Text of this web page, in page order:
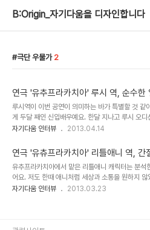
B:Origin_자기다움을 디자인합니다
극단 우물가 2
연극 '유추프라카치아' 루시 역, 순수한
영주를 만나다 by 인터뷰어 박현진
루시역이 이번 공연이 의미하는 바가 특별할 것 같
게 두달 째인 신입배우예요. 한달 지나고 루시 오디
습하고 올랐어요. 그 전엔 배우를 꿈꾸는 학생이었
요. 평생 하고 싶어하는 직업이니까요. 나에게 배우
미인가요? 배우를 할 때 가장 기뻐요. 다른 배우들
소통을 할 수 있다는게 기쁘고, 메세지가 전달 됐을
때, 제가 하는 일에 보람을 느껴요. 사진_북투니스
서 영감은 어디서 받아요? 연기를 못한다고 스스로
자기다움 인터뷰 2013.04.14
연극 '유츄프라카치아' 리틀애니 역, 간
이나영을 만나다
유추프라카치아에서 맡은 리틀애니 캐릭터는 분
어요. 저도 한때 애니처럼 세상과 소통을 원하지
깊은 몰입을 했었어요. 이 역을 맡으면서 가장 나다
자기다움 인터뷰 2013.03.23